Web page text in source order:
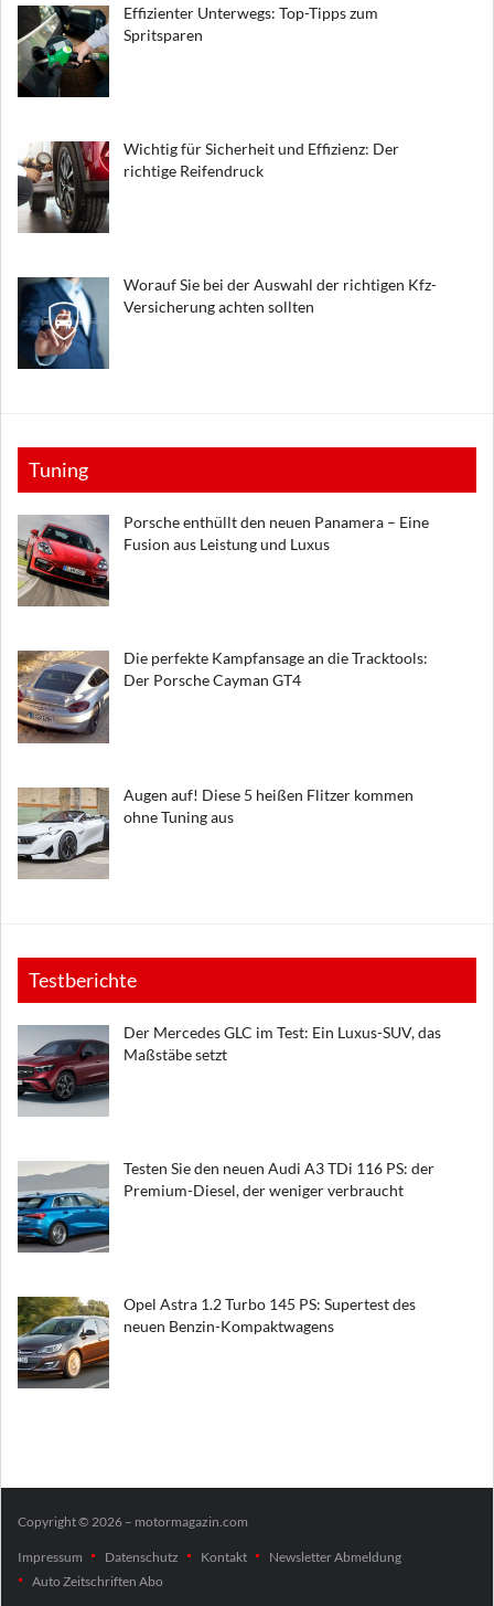
Effizienter Unterwegs: Top-Tipps zum
Spritsparen
Wichtig für Sicherheit und Effizienz: Der
richtige Reifendruck
Worauf Sie bei der Auswahl der richtigen Kfz-
Versicherung achten sollten
Tuning
Porsche enthüllt den neuen Panamera – Eine
Fusion aus Leistung und Luxus
Die perfekte Kampfansage an die Tracktools:
Der Porsche Cayman GT4
Augen auf! Diese 5 heißen Flitzer kommen
ohne Tuning aus
Testberichte
Der Mercedes GLC im Test: Ein Luxus-SUV, das
Maßstäbe setzt
Testen Sie den neuen Audi A3 TDi 116 PS: der
Premium-Diesel, der weniger verbraucht
Opel Astra 1.2 Turbo 145 PS: Supertest des
neuen Benzin-Kompaktwagens
Copyright © 2026 – motormagazin.com
Impressum Datenschutz Kontakt
Newsletter Abmeldung
Auto Zeitschriften Abo